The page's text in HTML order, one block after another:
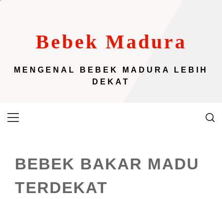
Bebek Madura
MENGENAL BEBEK MADURA LEBIH
DEKAT
Primary
BEBEK BAKAR MADU
TERDEKAT